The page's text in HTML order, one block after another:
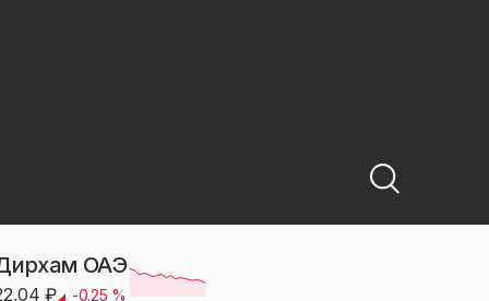
ОАЭ
₽ -0.25 %